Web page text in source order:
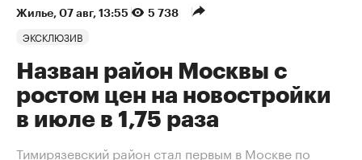
Жилье⁠, 07 авг, 13:55 5 738
ЭКСКЛЮЗИВ
Назван район Москвы с
ростом цен на новостройки
в июле в 1,75 раза
Тимирязевский район стал первым в Москве по